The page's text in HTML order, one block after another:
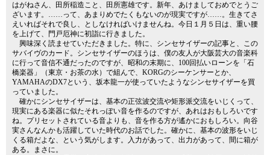
はがねさん、田所稲造こと、田所憲雄です。新年、あけましておめでとうご
ざいます。……って、あまりめでたくもないのが現実ですが……。生きてさ
えいればそれで良し、としなければいけませんね。今日１月５日は、重い腰
を上げて、門戸厄神に初詣に行きました。
興味深く読ませていただきました。特に、シンセサイザーの記事と、この
サバイヴのカード。シンセサイザーのほうは、僕の友人が大阪芸大の音楽科
に行って音信不通だったのですが、昭和の末期に、100回払いローンを「石
橋楽器」（東京・お茶の水）で組んで、KORGのシーケンサーとか、
YAMAHAのDX7という、坂本龍一が使っていたようなシンセサイザーを買
っていました。
確かにシンセサイザーは、基本の正弦波交流や矩形派交流をいじくって、
現実にある楽器に似たそれっぽい音を作るのですが、あれはおもしろいです
ね。プリセットされている音よりも、音を作る方が遙かにおもしろい。向谷
実さんなんかも活躍していた時代のお話でした。確かに、基本の波形をいじ
くる箱だよな、という気がします。入力があって、出力があって、間に箱が
ある。まさに。